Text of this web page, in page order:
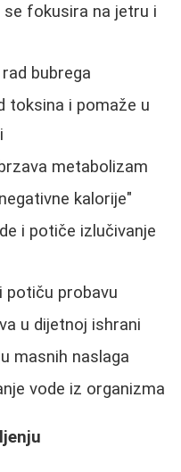
se fokusira na jetru i
bubrega
toksina i pomaže u
metabolizam
kalorije"
i potiče izlučivanje
potiču probavu
u dijetnoj ishrani
masnih naslaga
vode iz organizma